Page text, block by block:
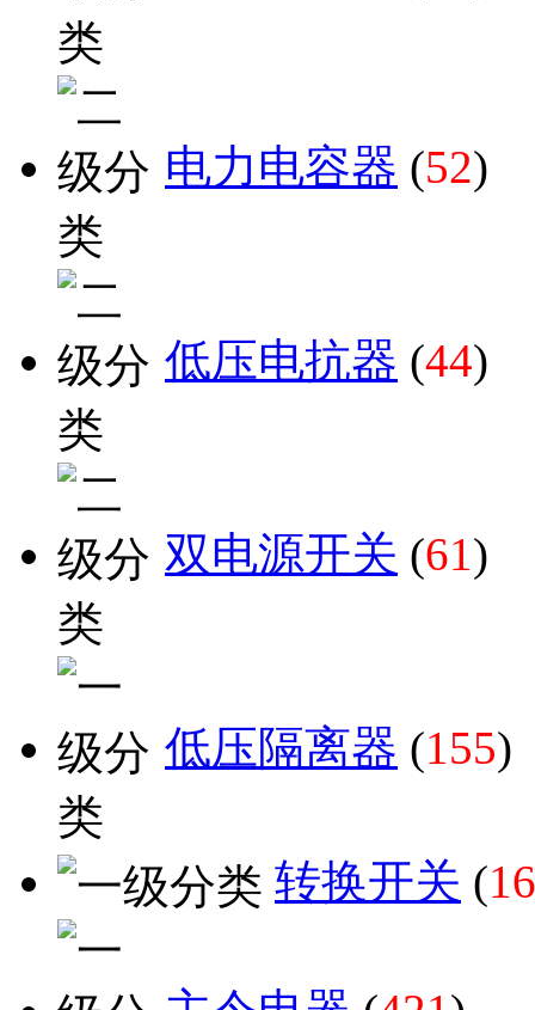
电力电容器 (52)
低压电抗器 (44)
双电源开关 (61)
低压隔离器 (155)
转换开关 (